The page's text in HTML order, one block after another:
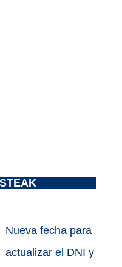
Nueva fecha para
actualizar el DNI y